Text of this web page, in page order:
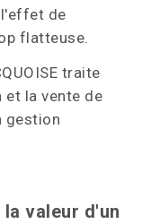
de
flatteuse.
traite
et la vente de
gestion
valeur d'un